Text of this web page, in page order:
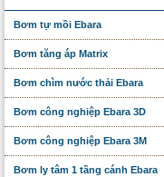
Bơm tự mồi Ebara
Bơm tăng áp Matrix
Bơm chìm nước thải Ebara
Bơm công nghiệp Ebara 3D
Bơm công nghiệp Ebara 3M
Bơm ly tâm 1 tầng cánh Ebara